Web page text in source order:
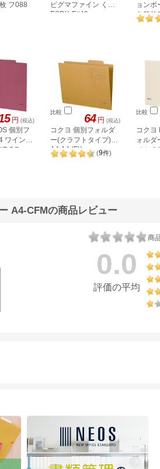
フ088
ピグマファイン くろ
ESDK-F#49
ョンボ
色替芯
3本
円 (税込)
個別フ
ワインレ
DR
比較 64 円 (税込)
コクヨ 個別フォルダ
ー(クラフトタイプ)
A4 A4-IFK
(9件)
比較
コクヨ
ォルダ
イト
A4-CFMの商品レビュー
商
0.0
評価の平均